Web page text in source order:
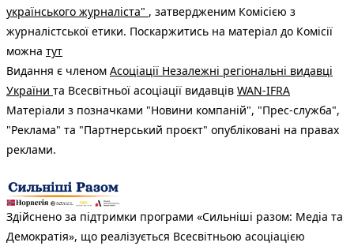
українського журналіста" , затвердженим Комісією з
журналістської етики. Поскаржитись на матеріал до Комісії
можна тут
Видання є членом Асоціації Незалежні регіональні видавці
України та Всесвітньої асоціації видавців WAN-IFRA
Матеріали з позначками "Новини компаній", "Прес-служба",
"Реклама" та "Партнерський проєкт" опубліковані на правах
реклами.
Здійснено за підтримки програми «Сильніші разом: Медіа та
Демократія», що реалізується Всесвітньою асоціацією